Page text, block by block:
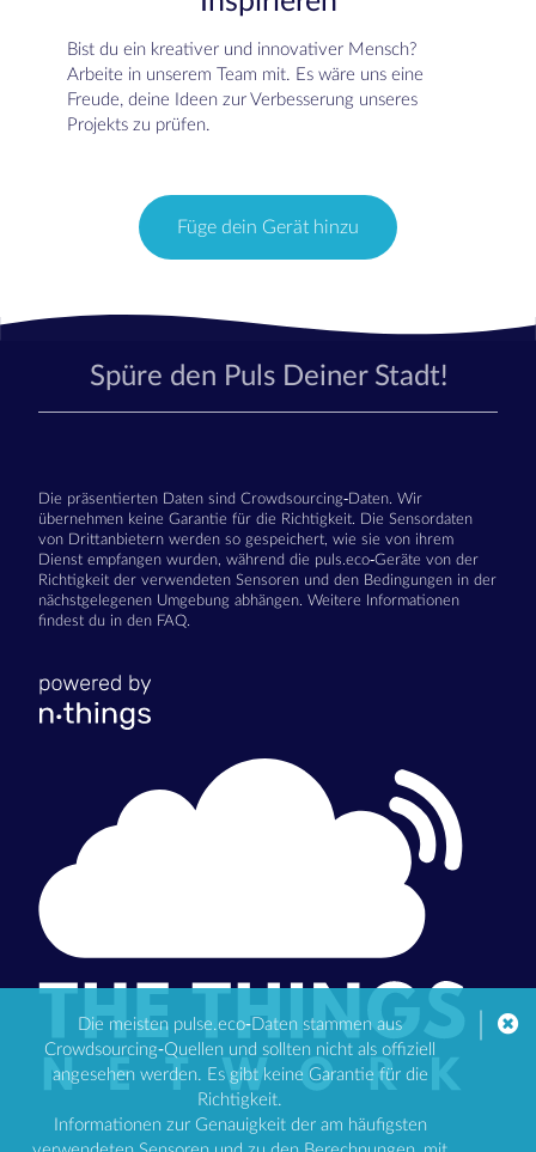
Die meisten pulse.eco-Daten stammen aus
Crowdsourcing-Quellen und sollten nicht als offiziell
angesehen werden. Es gibt keine Garantie für die
Richtigkeit.
Informationen zur Genauigkeit der am häufigsten
Bist du ein kreativer und innovativer Mensch?
Arbeite in unserem Team mit. Es wäre uns eine
Freude, deine Ideen zur Verbesserung unseres
Projekts zu prüfen.
Füge dein Gerät hinzu
Spüre den Puls Deiner Stadt!
Die präsentierten Daten sind Crowdsourcing-Daten. Wir
übernehmen keine Garantie für die Richtigkeit. Die Sensordaten
von Drittanbietern werden so gespeichert, wie sie von ihrem
Dienst empfangen wurden, während die puls.eco-Geräte von der
Richtigkeit der verwendeten Sensoren und den Bedingungen in der
nächstgelegenen Umgebung abhängen. Weitere Informationen
findest du in den FAQ.